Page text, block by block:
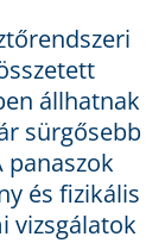
állhatnak
sürgősebb
panaszok
és fizikális
vizsgálatok